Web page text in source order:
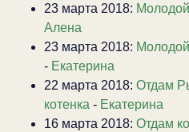
23 марта 2018:
Алена
23 марта 2018:
- Екатерина
22 марта 2018: Отдам
котенка - Екатерина
16 марта 2018: Отдам